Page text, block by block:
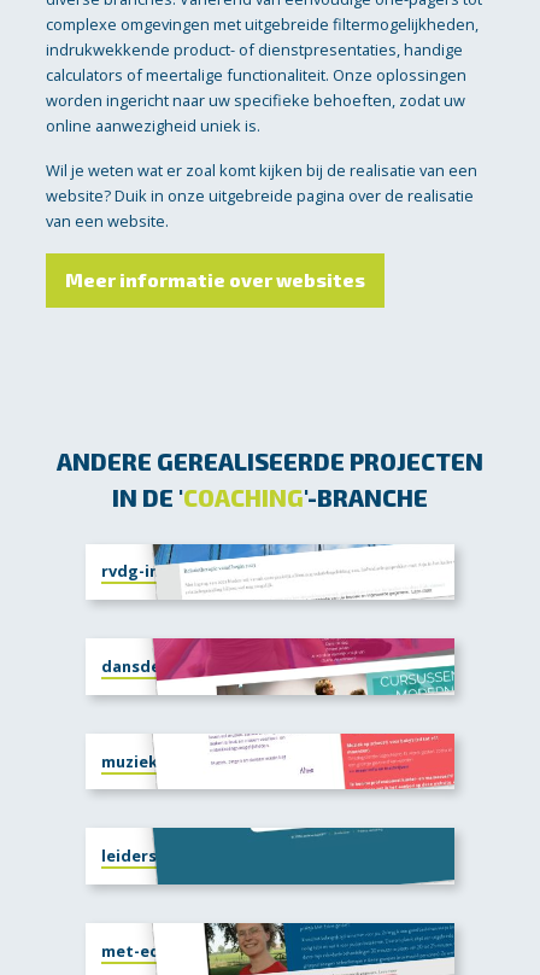
complexe omgevingen met uitgebreide filtermogelijkheden,
indrukwekkende product- of dienstpresentaties, handige
calculators of meertalige functionaliteit. Onze oplossingen
worden ingericht naar uw specifieke behoeften, zodat uw
online aanwezigheid uniek is.
Wil je weten wat er zoal komt kijken bij de realisatie van een
website? Duik in onze uitgebreide pagina over de realisatie
van een website.
Meer informatie over websites
ANDERE GEREALISEERDE PROJECTEN
IN DE 'COACHING'-BRANCHE
rvdg-inspiratie.nl
dansdedag.nu
muziekopschootdeventer.nl
leiderschapgpt.nl
met-edine.nl